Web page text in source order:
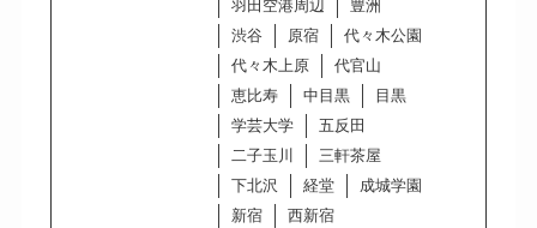
羽田空港周辺
豊洲
渋谷
原宿
代々木公園
代々木上原
代官山
恵比寿
中目黒
目黒
学芸大学
五反田
二子玉川
三軒茶屋
下北沢
経堂
成城学園
新宿
西新宿